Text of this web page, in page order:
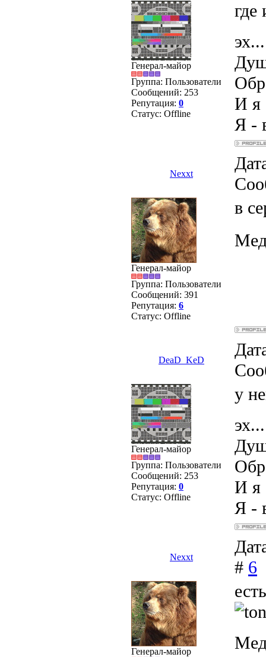
Генерал-майор
Группа: Пользователи
Сообщений: 253
Репутация: 0
Статус: Offline
где
эх...
И я
Я -
Nexxt
Генерал-майор
Группа: Пользователи
Сообщений: 391
Репутация: 6
Статус: Offline
в
DeaD_KeD
Генерал-майор
Группа: Пользователи
Сообщений: 253
Репутация: 0
Статус: Offline
у
эх...
И я
Я -
Nexxt
# 6
Генерал-майор